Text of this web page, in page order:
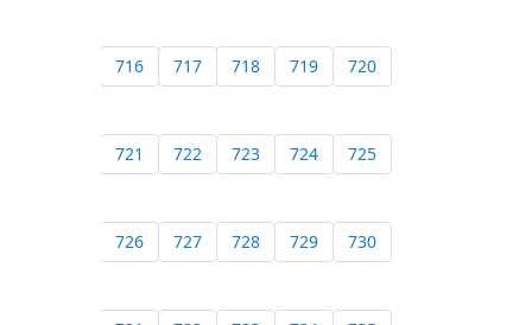
716 717 718 719 720
721 722 723 724 725
726 727 728 729 730